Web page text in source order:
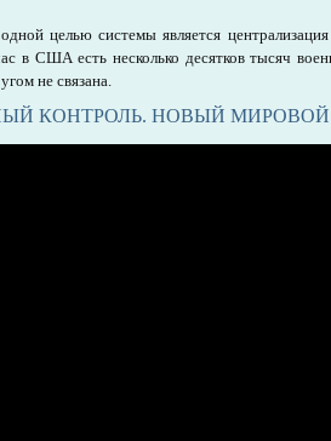
целью системы является
в США есть несколько десятков тысяч
не связана.
КОНТРОЛЬ. НОВЫЙ